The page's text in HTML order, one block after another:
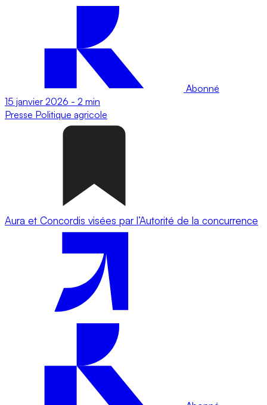
Abonné
15 janvier 2026 - 2 min
Presse Politique agricole
Aura et Concordis visées par l’Autorité de la concurrence